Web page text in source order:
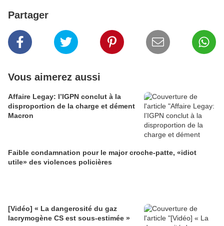
Partager
Vous aimerez aussi
Affaire Legay: l’IGPN conclut à la
disproportion de la charge et dément
Macron
Faible condamnation pour le major croche-patte, «idiot
utile» des violences policières
[Vidéo] « La dangerosité du gaz
lacrymogène CS est sous-estimée »